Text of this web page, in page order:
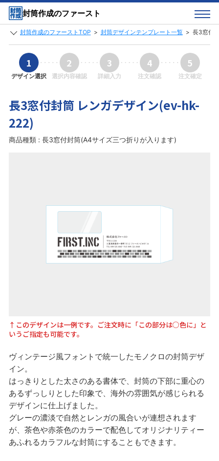
封筒作成のファースト
封筒作成のファーストTOP > 封筒デザインテンプレート一覧> 長3窓付
1
デザイン選択
2
選択内容確認
3
詳細入力
4
注文確認
5
注文確定
長3窓付封筒 レンガデザイン(ev-hk-
222)
商品種類 : 長3窓付封筒(A4サイズ三つ折りが入ります)
↑このデザインは一例です。ご注文時に「この部分は○色に」と
いうご指定も可能です。
ヴィンテージ風フォントで統一したモノクロの封筒デザ
イン。
はっきりとした太さのある書体で、封筒の下部に重心の
あるずっしりとした印象で、海外の雰囲気が感じられる
デザインに仕上げました。
グレーの濃淡で自然とレンガの風合いが連想されます
が、茶色や赤茶色のカラーで配色してオリジナリティー
あふれるカラフルな封筒にすることもできます。